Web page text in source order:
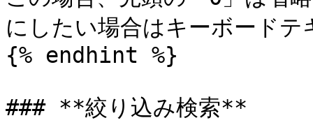
にしたい場合はキーボード
{% endhint %}
### **絞り込み検索**